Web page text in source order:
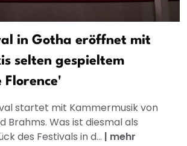
in Gotha eröffnet mit
selten gespieltem
Florence'
startet mit Kammermusik von
Brahms. Was ist diesmal als
des Festivals in d... | mehr